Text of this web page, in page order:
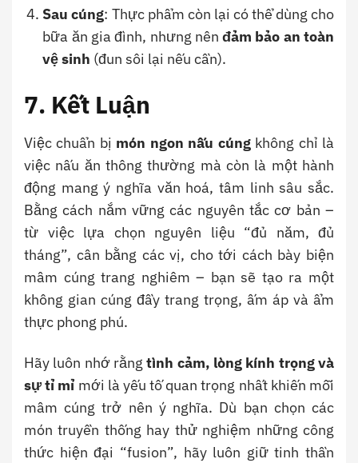
Sau cúng: Thực phẩm còn lại có thể dùng cho
bữa ăn gia đình, nhưng nênđảm bảo an toàn
vệ sinh (đun sôi lại nếu cần).
7. Kết Luận
Việc chuẩn bị món ngon nấu cúngkhông chỉ là
việc nấu ăn thông thường mà còn là một hành
động mang ý nghĩa văn hoá, tâm linh sâu sắc.
Bằng cách nắm vững các nguyên tắc cơ bản –
từ việc lựa chọn nguyên liệu “đủ năm, đủ
tháng”, cân bằng các vị, cho tới cách bày biện
mâm cúng trang nghiêm – bạn sẽ tạo ra một
không gian cúng đầy trang trọng, ấm áp và ẩm
thực phong phú.
Hãy luôn nhớ rằngtình cảm, lòng kính trọng và
sự tỉ mỉ mới là yếu tố quan trọng nhất khiến mỗi
mâm cúng trở nên ý nghĩa. Dù bạn chọn các
món truyền thống hay thử nghiệm những công
thức hiện đại “fusion”, hãy luôn giữ tinh thần